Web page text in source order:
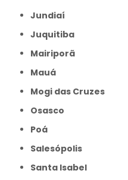
Jundiaí
Juquitiba
Mairiporã
Mauá
Mogi das Cruzes
Osasco
Poá
Salesópolis
Santa Isabel